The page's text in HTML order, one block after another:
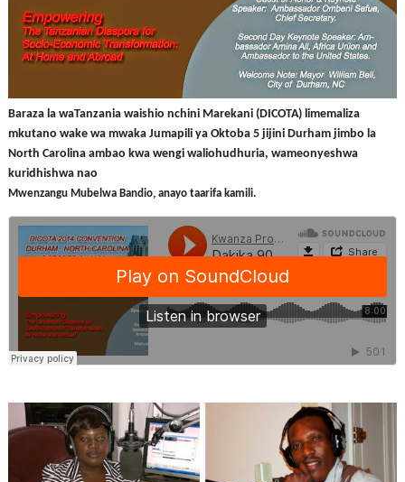
Baraza la waTanzania waishio nchini Marekani (DICOTA) limemaliza
mkutano wake wa mwaka Jumapili ya Oktoba 5 jijini Durham jimbo la
North Carolina ambao kwa wengi waliohudhuria, wameonyeshwa
kuridhishwa nao
Mwenzangu Mubelwa Bandio, anayo taarifa kamili.